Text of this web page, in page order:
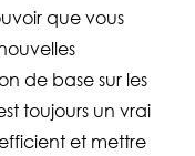
que vous
de base sur les
toujours un vrai
et mettre